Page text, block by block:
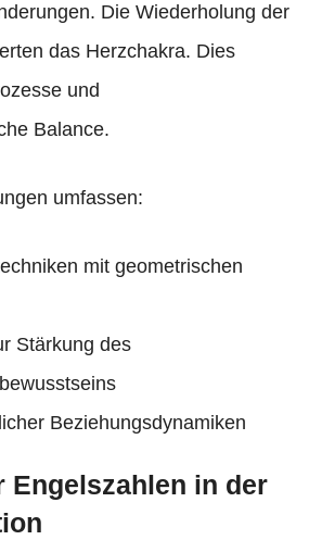
Die Wiederholung der
das Herzchakra. Dies
und
Balance.
umfassen:
mit geometrischen
Stärkung des
Beziehungsdynamiken
Engelszahlen in der